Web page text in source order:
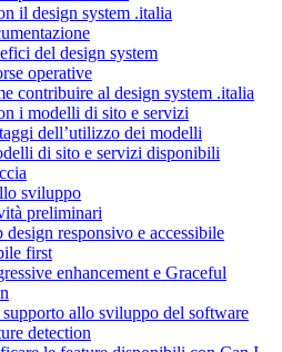
il design system .italia
del design system
operative
contribuire al design system .italia
i modelli di sito e servizi
dell’utilizzo dei modelli
di sito e servizi disponibili
sviluppo
preliminari
design responsivo e accessibile
first
enhancement e Graceful
allo sviluppo del software
detection